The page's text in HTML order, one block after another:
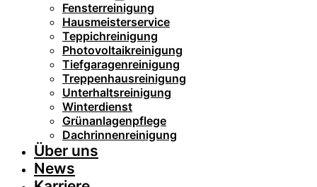
Fensterreinigung
Hausmeisterservice
Teppichreinigung
Photovoltaikreinigung
Tiefgaragenreinigung
Treppenhausreinigung
Unterhaltsreinigung
Winterdienst
Grünanlagenpflege
Dachrinnenreinigung
Über uns
News